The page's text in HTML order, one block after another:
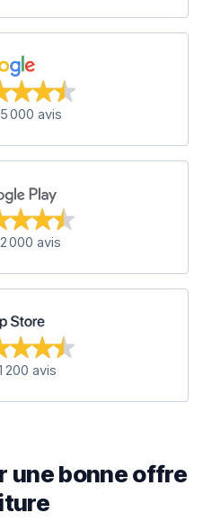
000 avis
000 avis
200 avis
une bonne offre